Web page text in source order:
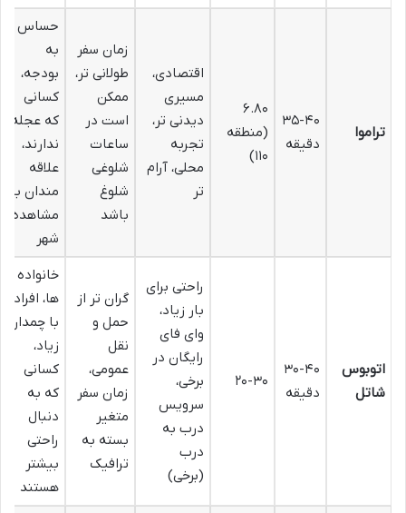
تراموا
۳۵-۴۰
دقیقه
۶.۸۰
(منطقه
۱۱۰)
اقتصادی،
مسیری
دیدنی تر،
تجربه
محلی، آرام
تر
زمان سفر
طولانی تر،
ممکن
است در
ساعات
شلوغی
شلوغ
باشد
حساس
به
بودجه،
کسانی
که عجله
ندارند،
علاقه
مندان به
مشاهده
شهر
اتوبوس
شاتل
۳۰-۴۰
دقیقه
۲۰-۳۰
راحتی برای
بار زیاد،
وای فای
رایگان در
برخی،
سرویس
درب به
درب
(برخی)
گران تر از
حمل و
نقل
عمومی،
زمان سفر
متغیر
بسته به
ترافیک
خانواده
ها، افراد
با چمدان
زیاد،
کسانی
که به
دنبال
راحتی
بیشتر
هستند